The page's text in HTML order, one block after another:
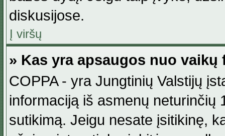
diskusijose.
Į viršų
» Kas yra apsaugos nuo vaikų
COPPA - yra Jungtinių Valstijų
informaciją iš asmenų neturinčių
sutikimą. Jeigu nesate įsitikinę,